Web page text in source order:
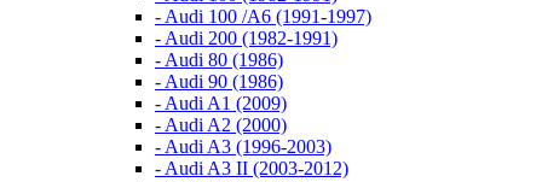
- Audi 100 /A6 (1991-1997)
- Audi 200 (1982-1991)
- Audi 80 (1986)
- Audi 90 (1986)
- Audi A1 (2009)
- Audi A2 (2000)
- Audi A3 (1996-2003)
- Audi A3 II (2003-2012)